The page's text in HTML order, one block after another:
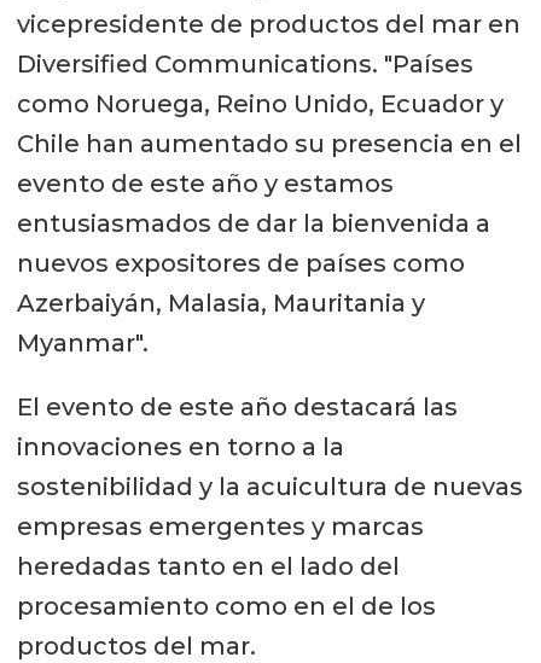
vicepresidente de productos del mar en
Diversified Communications. "Países
como Noruega, Reino Unido, Ecuador y
Chile han aumentado su presencia en el
evento de este año y estamos
entusiasmados de dar la bienvenida a
nuevos expositores de países como
Azerbaiyán, Malasia, Mauritania y
Myanmar".
El evento de este año destacará las
innovaciones en torno a la
sostenibilidad y la acuicultura de nuevas
empresas emergentes y marcas
heredadas tanto en el lado del
procesamiento como en el de los
productos del mar.